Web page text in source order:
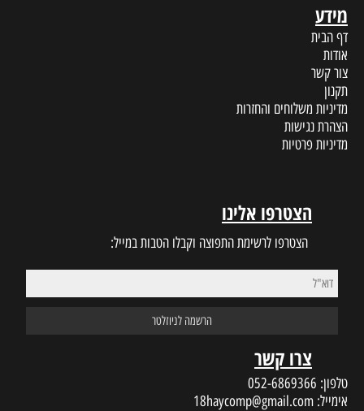
מידע
דף הבית
אודות
צור קשר
תקנון
מדיניות משלוחים והחזרות
הצהרת נגישות
מדיניות פרטיות
הצטרפו אלינו
הצטרפו לרשימת התפוצה וקבלו הטבות במייל:
צרו קשר
טלפון: 052-6869366
אימייל: 18haycomp@gmail.com